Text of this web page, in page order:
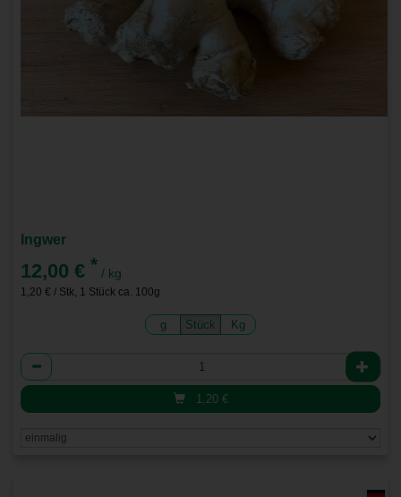
Ingwer
12,00 € * / kg
1,20 € / Stk, 1 Stück ca. 100g
g Stück Kg
Anzahl
1,20 €